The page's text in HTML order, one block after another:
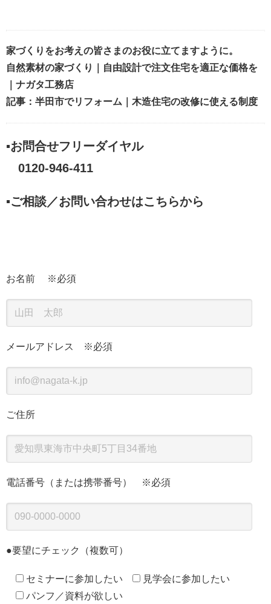
家づくりをお考えの皆さまのお役に立てますように。
自然素材の家づくり｜自由設計で注文住宅を適正な価格を
｜ナガタ工務店
記事：半田市でリフォーム｜木造住宅の改修に使える制度
▪お問合せフリーダイヤル
0120-946-411
▪ご相談／お問い合わせはこちらから
お名前 ※必須
メールアドレス ※必須
ご住所
電話番号（または携帯番号） ※必須
●要望にチェック（複数可）
セミナーに参加したい
見学会に参加したい
パンフ／資料が欲しい